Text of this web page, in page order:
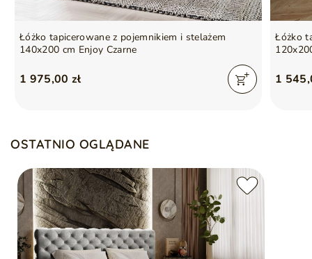
Łóżko tapicerowane z pojemnikiem i stelażem
140x200 cm Enjoy Czarne
1 975,00 zł
Łóżko
1
OSTATNIO OGLĄDANE